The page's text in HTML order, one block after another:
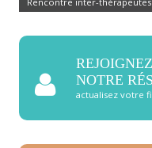
REJOIGNEZ
NOTRE
actualisez votre